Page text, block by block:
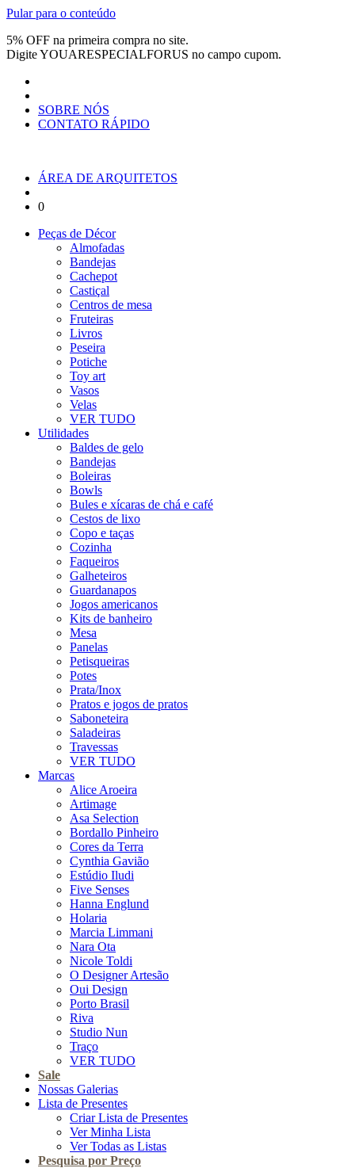
Pular para o conteúdo
5% OFF na primeira compra no site.
DigiteYOUARESPECIALFORUS no campo cupom.
SOBRE NÓS
CONTATO RÁPIDO
ÁREA DE ARQUITETOS
0
Peças de Décor
Almofadas
Bandejas
Cachepot
Castiçal
Centros de mesa
Fruteiras
Livros
Peseira
Potiche
Toy art
Vasos
Velas
VER TUDO
Utilidades
Baldes de gelo
Bandejas
Boleiras
Bowls
Bules e xícaras de chá e café
Cestos de lixo
Copo e taças
Cozinha
Faqueiros
Galheteiros
Guardanapos
Jogos americanos
Kits de banheiro
Mesa
Panelas
Petisqueiras
Potes
Prata/Inox
Pratos e jogos de pratos
Saboneteira
Saladeiras
Travessas
VER TUDO
Marcas
Alice Aroeira
Artimage
Asa Selection
Bordallo Pinheiro
Cores da Terra
Cynthia Gavião
Estúdio Iludi
Five Senses
Hanna Englund
Holaria
Marcia Limmani
Nara Ota
Nicole Toldi
O Designer Artesão
Oui Design
Porto Brasil
Riva
Studio Nun
Traço
VER TUDO
Sale
Nossas Galerias
Lista de Presentes
Criar Lista de Presentes
Ver Minha Lista
Ver Todas as Listas
Pesquisa por Preço